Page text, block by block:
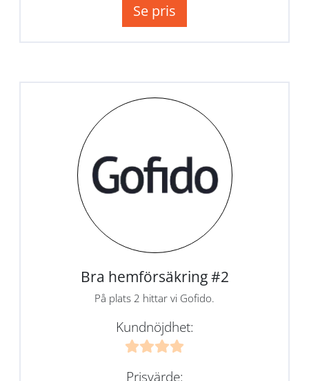
Se pris
Bra hemförsäkring #2
På plats 2 hittar vi Gofido.
Kundnöjdhet:
Prisvärde: